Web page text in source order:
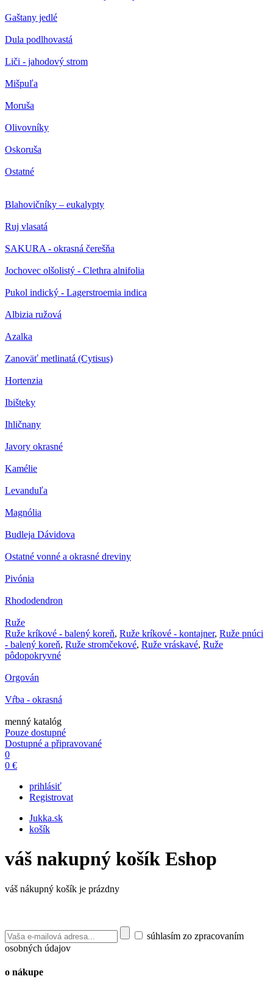
Gaštany jedlé
Dula podlhovastá
Liči - jahodový strom
Mišpuľa
Moruša
Olivovníky
Oskoruša
Ostatné
Blahovičníky – eukalypty
Ruj vlasatá
SAKURA - okrasná čerešňa
Jochovec olšolistý - Clethra alnifolia
Pukol indický - Lagerstroemia indica
Albizia ružová
Azalka
Zanoväť metlinatá (Cytisus)
Hortenzia
Ibišteky
Ihličnany
Javory okrasné
Kamélie
Levanduľa
Magnólia
Budleja Dávidova
Ostatné vonné a okrasné dreviny
Pivónia
Rhododendron
Ruže
Ruže kríkové - balený koreň, Ruže kríkové - kontajner, Ruže pnúci
- balený koreň, Ruže stromčekové, Ruže vráskavé, Ruže
pôdopokryvné
Orgován
Vŕba - okrasná
menný katalóg
Pouze dostupné
Dostupné a připravované
0
0 €
prihlásiť
Registrovat
Jukka.sk
košík
váš nakupný košík Eshop
váš nákupný košík je prázdny
súhlasím zo zpracovaním
osobných údajov
o nákupe